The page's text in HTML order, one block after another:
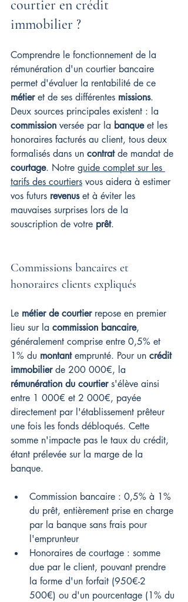
courtier en crédit
immobilier ?
Comprendre le fonctionnement de la
rémunération d'un courtier bancaire
permet d'évaluer la rentabilité de ce
métier et de ses différentes missions.
Deux sources principales existent : la
commission versée par la banque et les
honoraires facturés au client, tous deux
formalisés dans un contrat de mandat de
courtage. Notre guide complet sur les
tarifs des courtiers vous aidera à estimer
vos futurs revenus et à éviter les
mauvaises surprises lors de la
souscription de votre prêt.
Commissions bancaires et
honoraires clients expliqués
Le métier de courtier repose en premier
lieu sur la commission bancaire,
généralement comprise entre 0,5% et
1% du montant emprunté. Pour un crédit
immobilier de 200 000€, la
rémunération du courtier s'élève ainsi
entre 1 000€ et 2 000€, payée
directement par l'établissement prêteur
une fois les fonds débloqués. Cette
somme n'impacte pas le taux du crédit,
étant prélevée sur la marge de la
banque.
Commission bancaire : 0,5% à 1%
du prêt, entièrement prise en charge
par la banque sans frais pour
l'emprunteur
Honoraires de courtage : somme
due par le client, pouvant prendre
la forme d'un forfait (950€-2
500€) ou d'un pourcentage (1% du